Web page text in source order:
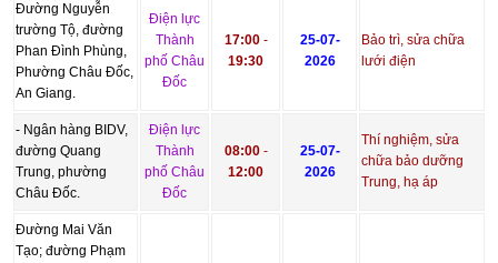
Đường Nguyễn
trường Tộ, đường
Phan Đình Phùng,
Phường Châu Đốc,
An Giang.
Điện lực
Thành
phố Châu
Đốc
17:00-
19:30
25-07-
2026
Bảo trì, sửa chữa
lưới điện
- Ngân hàng BIDV,
đường Quang
Trung, phường
Châu Đốc.
Điện lực
Thành
phố Châu
Đốc
08:00-
12:00
25-07-
2026
Thí nghiệm, sửa
chữa bảo dưỡng
Trung, hạ áp
Đường Mai Văn
Tạo; đường Phạm